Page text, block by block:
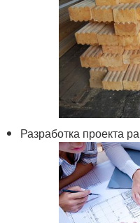
Разработка проекта